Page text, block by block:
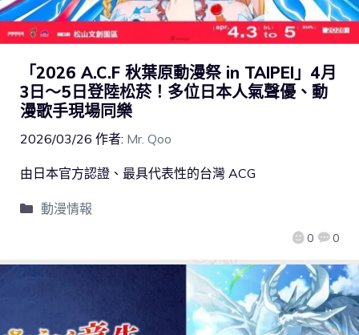
「2026 A.C.F 秋葉原動漫祭 in TAIPEI」4月
3日～5日登陸松菸！多位日本人氣聲優、動
漫歌手現場同樂
2026/03/26 作者: Mr. Qoo
0 0
由日本官方認證、最具代表性的台灣 ACG
動漫情報